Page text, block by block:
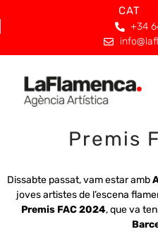
CAT
+34
Premis
Dissabte passat, vam estar amb
joves artistes de l’escena
Premis FAC 2024, que va